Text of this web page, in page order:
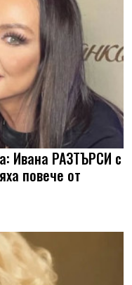
Ивана РАЗТЪРСИ с
повече от